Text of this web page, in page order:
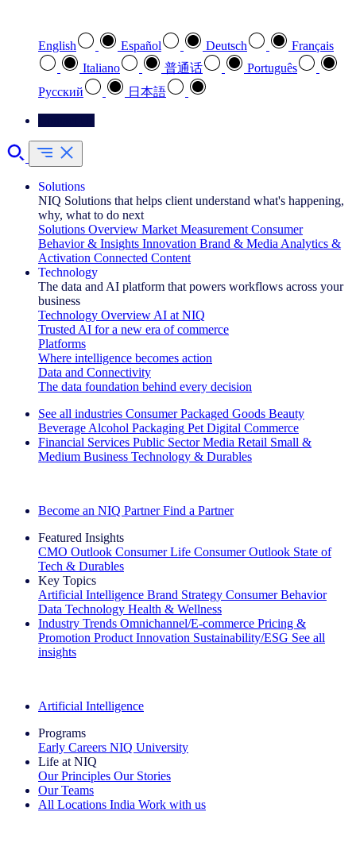
English Español Deutsch
Français
Italiano
普通话
Português
Pусский
日本語
Solutions
NIQ Solutions that helps client understand what's happening,
why, what to do next
Solutions Overview Market Measurement Consumer
Behavior & Insights Innovation Brand & Media Analytics &
Activation Connected Content
Technology
The data and AI platform that powers workflows across your
business
Technology Overview AI at NIQ
Trusted AI for a new era of commerce
Platforms
Where intelligence becomes action
Data and Connectivity
The data foundation behind every decision
See all industries Consumer Packaged Goods Beauty
Beverage Alcohol Packaging Pet Digital Commerce
Financial Services Public Sector Media Retail Small &
Medium Business Technology & Durables
Become an NIQ Partner Find a Partner
Featured Insights
CMO Outlook Consumer Life Consumer Outlook State of
Tech & Durables
Key Topics
Artificial Intelligence Brand Strategy Consumer Behavior
Data Technology Health & Wellness
Industry Trends Omnichannel/E-commerce Pricing &
Promotion Product Innovation Sustainability/ESG See all
insights
Artificial Intelligence
Programs
Early Careers NIQ University
Life at NIQ
Our Principles Our Stories
Our Teams
All Locations India Work with us